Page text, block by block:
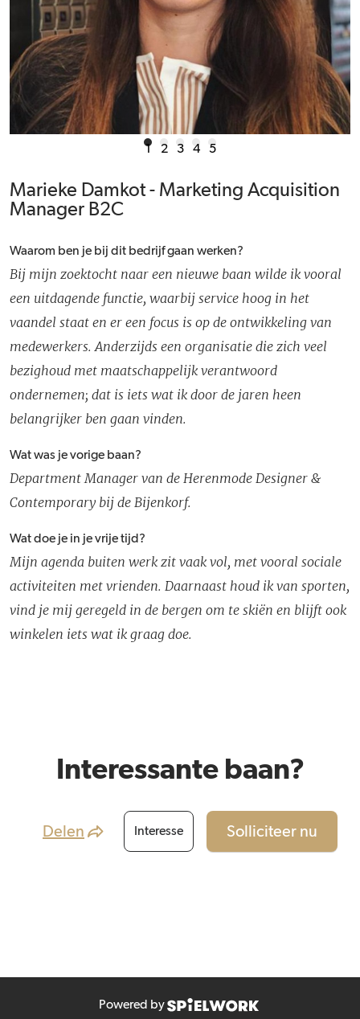
1 2 3 4 5
Marieke Damkot - Marketing Acquisition
Manager B2C
Waarom ben je bij dit bedrijf gaan werken?
Bij mijn zoektocht naar een nieuwe baan wilde ik vooral
een uitdagende functie, waarbij service hoog in het
vaandel staat en er een focus is op de ontwikkeling van
medewerkers. Anderzijds een organisatie die zich veel
bezighoud met maatschappelijk verantwoord
ondernemen; dat is iets wat ik door de jaren heen
belangrijker ben gaan vinden.
Wat was je vorige baan?
Department Manager van de Herenmode Designer &
Contemporary bij de Bijenkorf.
Wat doe je in je vrije tijd?
Mijn agenda buiten werk zit vaak vol, met vooral sociale
activiteiten met vrienden. Daarnaast houd ik van sporten,
vind je mij geregeld in de bergen om te skiën en blijft ook
winkelen iets wat ik graag doe.
Interessante baan?
Delen Interesse Solliciteer nu
Powered by